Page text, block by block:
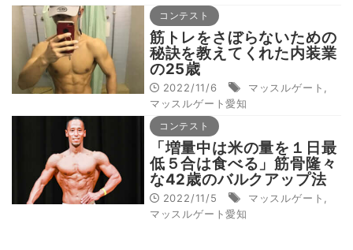
コンテスト
筋トレをさぼらないための
秘訣を教えてくれた内装業
の25歳
2022/11/6 マッスルゲート
マッスルゲート愛知
コンテスト
「増量中は米の量を１日最
低５合は食べる」筋骨隆々
な42歳のバルクアップ法
2022/11/5 マッスルゲート
マッスルゲート愛知